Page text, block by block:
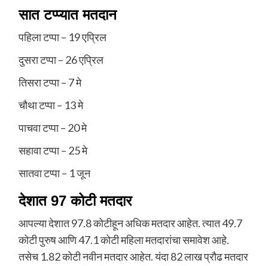
सात टप्प्यात मतदान
पहिला टप्पा – 19 एप्रिल
दुसरा टप्पा – 26 एप्रिल
तिसरा टप्पा – 7 मे
चौथा टप्पा – 13 मे
पाचवा टप्पा – 20 मे
सहावा टप्पा – 25 मे
सातवा टप्पा – 1 जून
देशात 97 कोटी मतदार
आपल्या देशात 97.8 कोटीहून अधिक मतदार आहेत. त्यात 49.7
कोटी पुरुष आणि 47.1 कोटी महिला मतदारांचा समावेश आहे.
तसेच 1.82 कोटी नवीन मतदार आहेत. यंदा 82 लाख प्रौढ मतदार